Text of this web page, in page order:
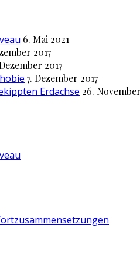
6. Mai 2021
2017
2017
7. Dezember 2017
Erdachse 26.